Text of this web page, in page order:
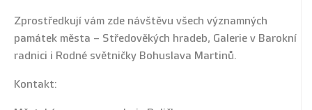
Zprostředkují vám zde návštěvu všech významných
památek města – Středověkých hradeb, Galerie v Barokní
radnici i Rodné světničky Bohuslava Martinů.
Kontakt: